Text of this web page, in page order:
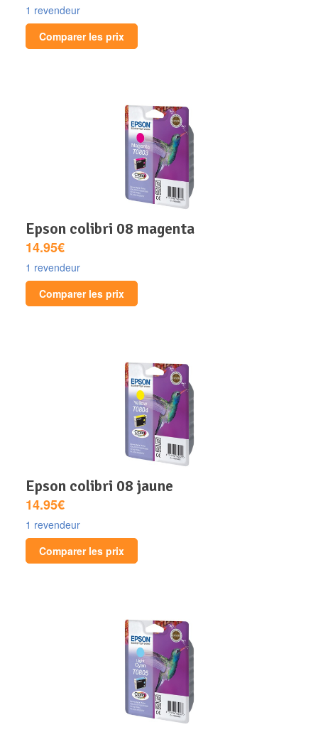
1 revendeur
Comparer les prix
epson colibri 08 magenta
14.95€
1 revendeur
Comparer les prix
epson colibri 08 jaune
14.95€
1 revendeur
Comparer les prix